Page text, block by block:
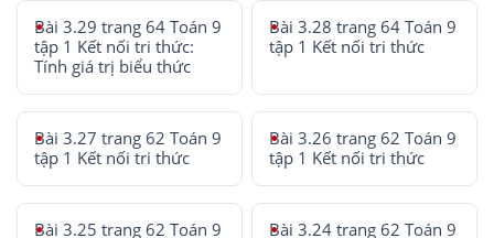
Bài 3.29 trang 64 Toán 9
tập 1 Kết nối tri thức:
Tính giá trị biểu thức
Bài 3.28 trang 64 Toán 9
tập 1 Kết nối tri thức
Bài 3.27 trang 62 Toán 9
tập 1 Kết nối tri thức
Bài 3.26 trang 62 Toán 9
tập 1 Kết nối tri thức
Bài 3.25 trang 62 Toán 9 Bài 3.24 trang 62 Toán 9